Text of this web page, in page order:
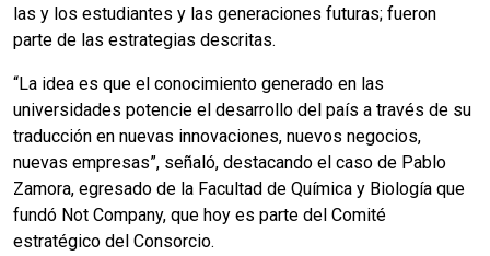
las y los estudiantes y las generaciones futuras; fueron
parte de las estrategias descritas.
“La idea es que el conocimiento generado en las
universidades potencie el desarrollo del país a través de su
traducción en nuevas innovaciones, nuevos negocios,
nuevas empresas”, señaló, destacando el caso de Pablo
Zamora, egresado de la Facultad de Química y Biología que
fundó Not Company, que hoy es parte del Comité
estratégico del Consorcio.